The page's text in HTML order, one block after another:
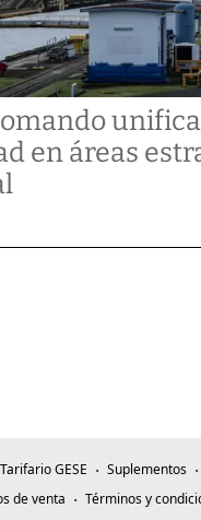
unifica
en áreas
Tarifario GESE Suplementos
de venta
Términos y